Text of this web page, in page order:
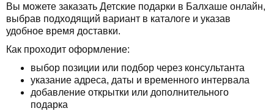
Вы можете заказать Детские подарки в Балхаше онлайн,
выбрав подходящий вариант в каталоге и указав
удобное время доставки.
Как проходит оформление:
выбор позиции или подбор через консультанта
указание адреса, даты и временного интервала
добавление открытки или дополнительного
подарка